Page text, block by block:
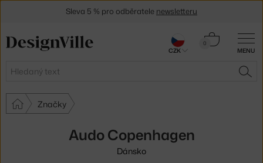
MENU
Hledat
0
Košík
Značky
Audo Copenhagen
Dánsko
Sleva 5 % pro odběratele newsletteru
CZK